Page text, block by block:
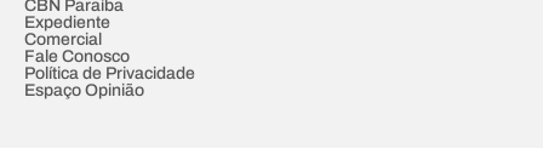
CBN Paraíba
Expediente
Comercial
Fale Conosco
Política de Privacidade
Espaço Opinião